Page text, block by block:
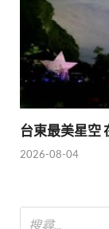
台東最美星空
2026-08-04